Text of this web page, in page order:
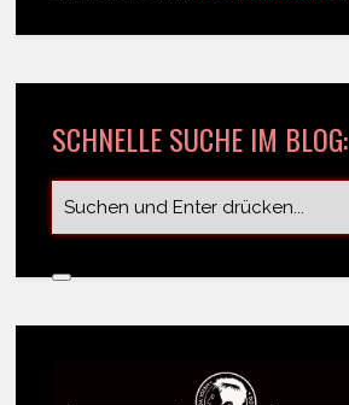
SCHNELLE SUCHE IM BLOG: